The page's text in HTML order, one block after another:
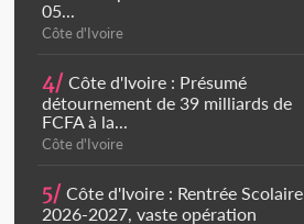
05...
Côte d'Ivoire
4/ Côte d'Ivoire : Présumé
détournement de 39 milliards de
FCFA à la...
Côte d'Ivoire
5/ Côte d'Ivoire : Rentrée Scolaire
2026-2027, vaste opération